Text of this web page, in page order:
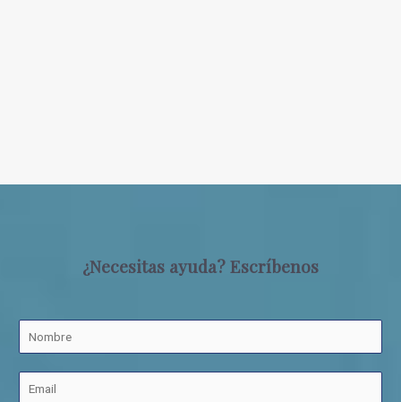
¿Necesitas ayuda? Escríbenos